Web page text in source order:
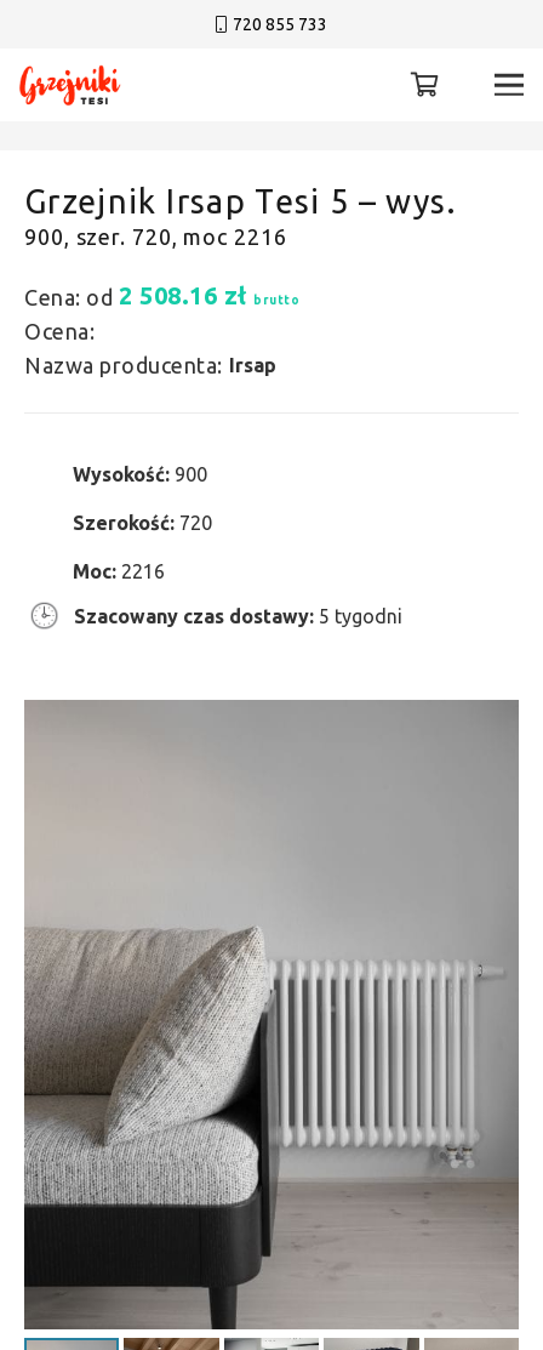
720 855 733
Grzejnik Irsap Tesi 5 – wys.
900, szer. 720, moc 2216
Cena: od 2 508.16 zł brutto
Ocena:
Nazwa producenta: Irsap
Wysokość: 900
Szerokość: 720
Moc: 2216
Szacowany czas dostawy: 5 tygodni